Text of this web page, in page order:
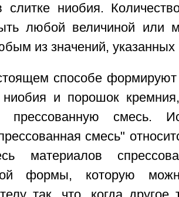
слитке ниобия.
любой величиной или
из значений,
способе
и порошок
прессованную смесь.
смесь"
материалов
формы, которую